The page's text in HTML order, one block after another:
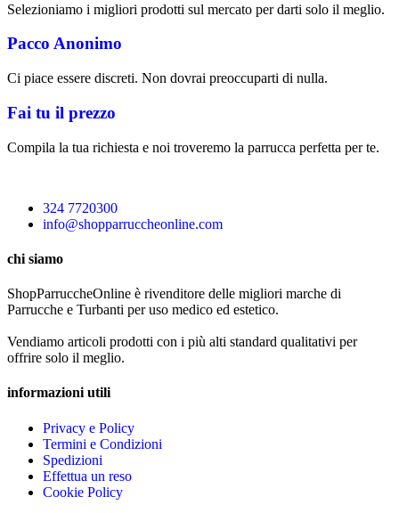
Selezioniamo i migliori prodotti sul mercato per darti solo il meglio.
Pacco Anonimo
Ci piace essere discreti. Non dovrai preoccuparti di nulla.
Fai tu il prezzo
Compila la tua richiesta e noi troveremo la parrucca perfetta per te.
324 7720300
info@shopparruccheonline.com
chi siamo
ShopParruccheOnline è rivenditore delle migliori marche di
Parrucche e Turbanti per uso medico ed estetico.
Vendiamo articoli prodotti con i più alti standard qualitativi per
offrire solo il meglio.
informazioni utili
Privacy e Policy
Termini e Condizioni
Spedizioni
Effettua un reso
Cookie Policy